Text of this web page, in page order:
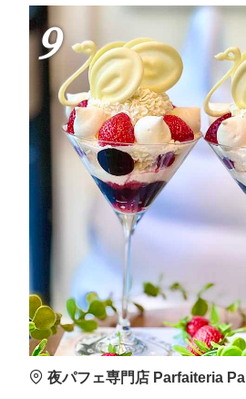
9
夜パフェ専門店 Parfaiteria Pal 心斎橋店